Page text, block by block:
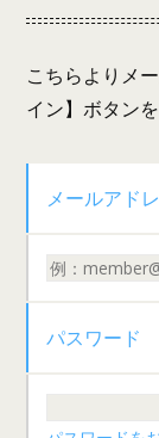
こちらよりメ
イン】ボタン
メールアド
パスワード